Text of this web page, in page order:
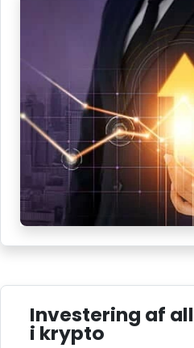
Investering af
i krypto